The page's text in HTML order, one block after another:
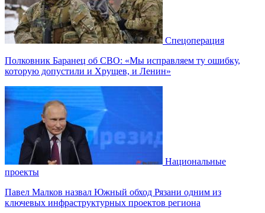
Спецоперация
Полковник Баранец об СВО: «Мы исправляем ту ошибку,
которую допустили и Хрущев, и Ленин»
Национальные
проекты
Павел Малков назвал Южный обход Рязани одним из
ключевых инфраструктурных проектов региона